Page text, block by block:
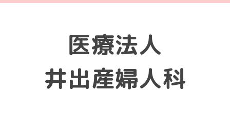
医療法人
井出産婦人科